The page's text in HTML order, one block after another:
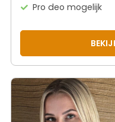
Pro deo mogelijk